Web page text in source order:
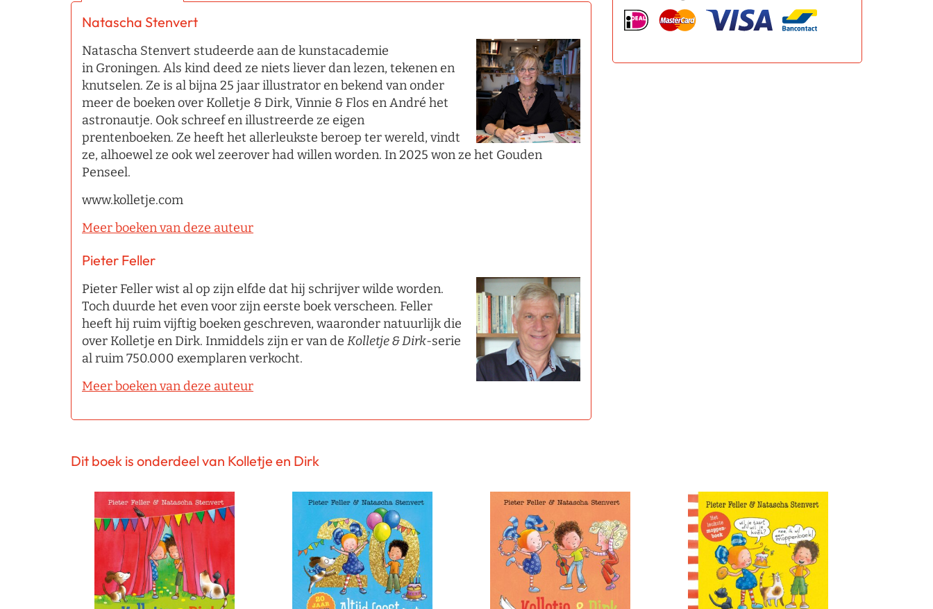
Natascha Stenvert
Natascha Stenvert studeerde aan de kunstacademie
in Groningen. Als kind deed ze niets liever dan lezen, tekenen en
knutselen. Ze is al bijna 25 jaar illustrator en bekend van onder
meer de boeken over Kolletje & Dirk, Vinnie & Flos en André het
astronautje. Ook schreef en illustreerde ze eigen
prentenboeken. Ze heeft het allerleukste beroep ter wereld, vindt
ze, alhoewel ze ook wel zeerover had willen worden. In 2025 won ze het Gouden
Penseel.
www.kolletje.com
Meer boeken van deze auteur
Pieter Feller
Pieter Feller wist al op zijn elfde dat hij schrijver wilde worden.
Toch duurde het even voor zijn eerste boek verscheen. Feller
heeft hij ruim vijftig boeken geschreven, waaronder natuurlijk die
over Kolletje en Dirk. Inmiddels zijn er van de Kolletje & Dirk-serie
al ruim 750.000 exemplaren verkocht.
Meer boeken van deze auteur
Dit boek is onderdeel van Kolletje en Dirk